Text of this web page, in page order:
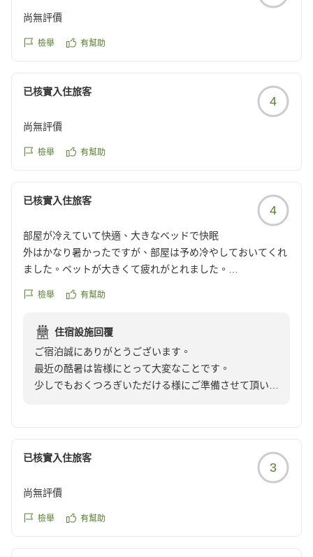
尚無評價
檢舉 有幫助
已核實入住旅客
4
尚無評價
檢舉 有幫助
已核實入住旅客
4
部屋が冷えていて快適、大きなベッドで快眠
外はかなり暑かったですが、部屋は予め冷やしておいてくれ
ました。ベットが大きくて疲れがとれました。
https://review.travel.rakuten.co.jp/hotel/voice/37424?
檢舉 有幫助
住宿設施回覆
ご宿泊誠にありがとうございます。
最近の酷暑は皆様にとって大変なことです。
少しでもおくつろぎいただける様にご準備させて頂いて
已核實入住旅客
3
尚無評價
檢舉 有幫助